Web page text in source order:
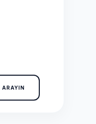
ARAYIN